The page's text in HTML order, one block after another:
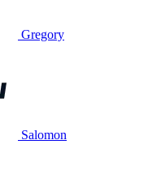
Gregory
Salomon